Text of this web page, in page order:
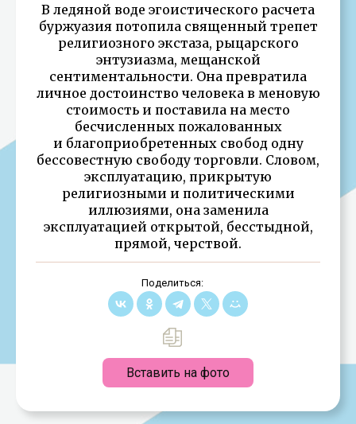
В ледяной воде эгоистического расчета
буржуазия потопила священный трепет
религиозного экстаза, рыцарского
энтузиазма, мещанской
сентиментальности. Она превратила
личное достоинство человека в меновую
стоимость и поставила на место
бесчисленных пожалованных
и благоприобретенных свобод одну
бессовестную свободу торговли. Словом,
эксплуатацию, прикрытую
религиозными и политическими
иллюзиями, она заменила
эксплуатацией открытой, бесстыдной,
прямой, черствой.
Поделиться:
Вставить на фото